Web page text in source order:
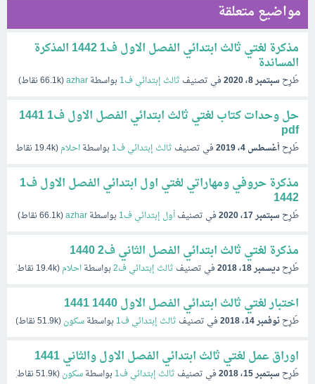
مواضيع متعلقة
مذكرة لغتي ثالث ابتدائي الفصل الاول ف1 1442 المذكرة
المساندة
طُرِح سبتمبر 8، 2020 في تصنيف ثالث إبتدائي ف1 بواسطةazhar
(
66.1kنقاط)
حل وحدات كتاب لغتي ثالث ابتدائي الفصل الاول ف1 1441
pdf
طُرِحأغسطس 4، 2019 في تصنيف ثالث إبتدائي ف1 بواسطةاحلام(
19.4kنقاط)
مذكرة حروفي ومهاراتي لغتي اول ابتدائي الفصل الاول ف1
1442
طُرِح سبتمبر 17، 2020 في تصنيفأول إبتدائي ف1 بواسطةazhar
(
66.1kنقاط)
مذكرة لغتي ثالث ابتدائي الفصل الثاني ف2 1440
طُرِحديسمبر 18، 2018 في تصنيف ثالث إبتدائي ف2 بواسطةاحلام(
19.4kنقاط)
اختبار لغتي ثالث ابتدائي الفصل الاول 1440 1441
طُرِحنوفمبر 14، 2018 في تصنيف ثالث إبتدائي ف1 بواسطةسكون(
51.9kنقاط)
اوراق عمل لغتي ثالث ابتدائي الفصل الاول والثاني 1441
طُرِح سبتمبر 15، 2018 في تصنيف ثالث إبتدائي ف1 بواسطةسكون(
51.9kنقاط)